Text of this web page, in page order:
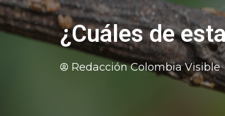
¿Cuáles de
Redacción Colombia Visible